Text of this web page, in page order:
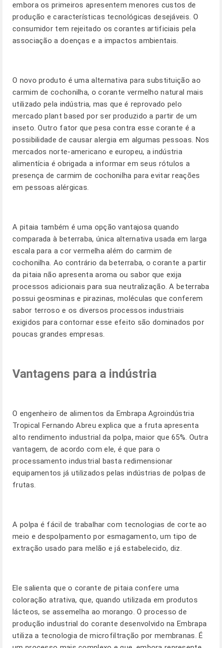
embora os primeiros apresentem menores custos de
produção e características tecnológicas desejáveis. O
consumidor tem rejeitado os corantes artificiais pela
associação a doenças e a impactos ambientais.
O novo produto é uma alternativa para substituição ao
carmim de cochonilha, o corante vermelho natural mais
utilizado pela indústria, mas que é reprovado pelo
mercado plant based por ser produzido a partir de um
inseto. Outro fator que pesa contra esse corante é a
possibilidade de causar alergia em algumas pessoas. Nos
mercados norte-americano e europeu, a indústria
alimentícia é obrigada a informar em seus rótulos a
presença de carmim de cochonilha para evitar reações
em pessoas alérgicas.
A pitaia também é uma opção vantajosa quando
comparada à beterraba, única alternativa usada em larga
escala para a cor vermelha além do carmim de
cochonilha. Ao contrário da beterraba, o corante a partir
da pitaia não apresenta aroma ou sabor que exija
processos adicionais para sua neutralização. A beterraba
possui geosminas e pirazinas, moléculas que conferem
sabor terroso e os diversos processos industriais
exigidos para contornar esse efeito são dominados por
poucas grandes empresas.
Vantagens para a indústria
O engenheiro de alimentos da Embrapa Agroindústria
Tropical Fernando Abreu explica que a fruta apresenta
alto rendimento industrial da polpa, maior que 65%. Outra
vantagem, de acordo com ele, é que para o
processamento industrial basta redimensionar
equipamentos já utilizados pelas indústrias de polpas de
frutas.
A polpa é fácil de trabalhar com tecnologias de corte ao
meio e despolpamento por esmagamento, um tipo de
extração usado para melão e já estabelecido, diz.
Ele salienta que o corante de pitaia confere uma
coloração atrativa, que, quando utilizada em produtos
lácteos, se assemelha ao morango. O processo de
produção industrial do corante desenvolvido na Embrapa
utiliza a tecnologia de microfiltração por membranas. É